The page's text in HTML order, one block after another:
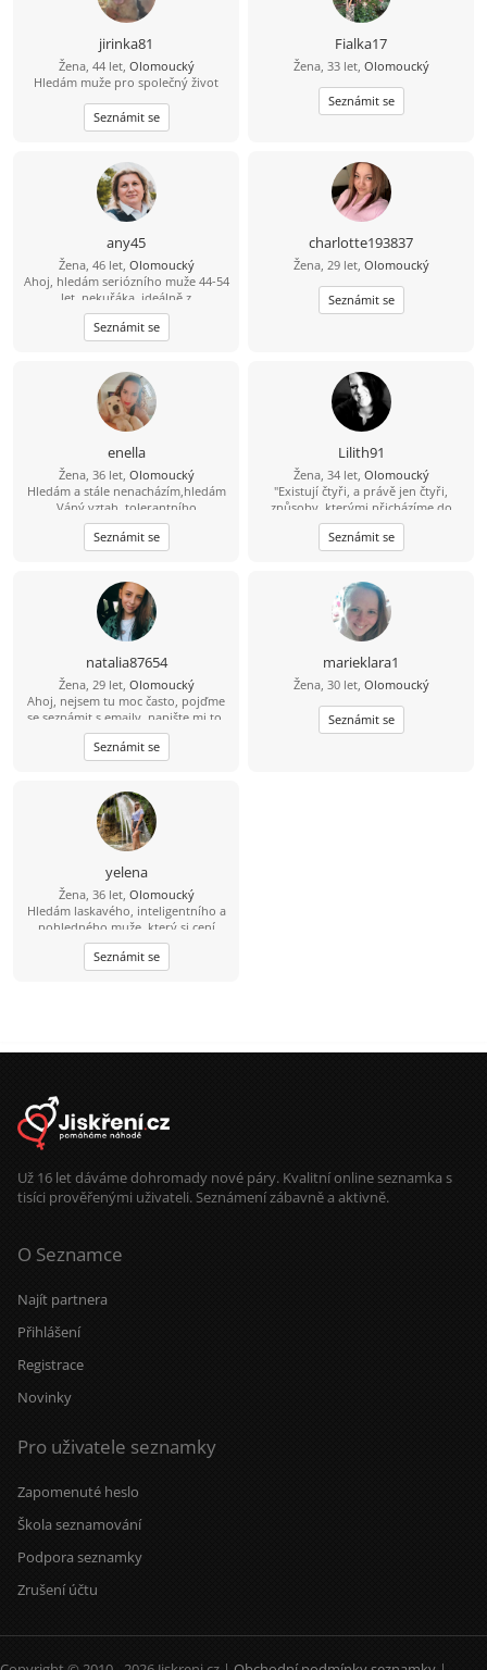
jirinka81
Žena, 44 let, Olomoucký
Hledám muže pro společný život
Seznámit se
Fialka17
Žena, 33 let, Olomoucký
Seznámit se
any45
Žena, 46 let, Olomoucký
Ahoj, hledám seriózního muže 44-54
let, nekuřáka, ideálně z
Olomouckého kraje.
Seznámit se
charlotte193837
Žena, 29 let, Olomoucký
Seznámit se
enella
Žena, 36 let, Olomoucký
Hledám a stále nenacházím,hledám
Váný vztah ,tolerantního
muže,pracujícího a hodného naopak
mu mohu nabídnout svvé srdce a
svou Lásku !!!jen vážně!!Hledám i
není nikdy dost :o))
Seznámit se
Lilith91
Žena, 34 let, Olomoucký
"Existují čtyři, a právě jen čtyři,
způsoby, kterými přicházíme do
kontaktu s okolním světem. A jsme
oceňováni a hodnoceni právě podle
těchto čtyř kritérií: co děláme, jak
říkáme." :))
Seznámit se
natalia87654
Žena, 29 let, Olomoucký
Ahoj, nejsem tu moc často, pojďme
se seznámit s emaily, napište mi to,
ráda bych tam o sobě řekla.
Seznámit se
marieklara1
Žena, 30 let, Olomoucký
Seznámit se
yelena
Žena, 36 let, Olomoucký
Hledám laskavého, inteligentního a
pohledného muže, který si cení
upřímnosti a miluje pohodlí.
Seznámit se
Už 16 let dáváme dohromady nové páry. Kvalitní online seznamka s
tisíci prověřenými uživateli. Seznámení zábavně a aktivně.
O Seznamce
Najít partnera
Přihlášení
Registrace
Novinky
Pro uživatele seznamky
Zapomenuté heslo
Škola seznamování
Podpora seznamky
Zrušení účtu